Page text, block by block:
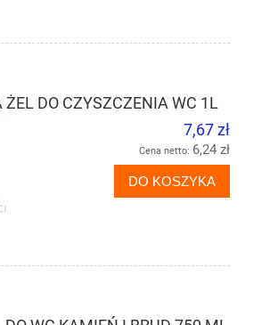
ŻEL DO CZYSZCZENIA WC 1L
7,67 zł
Cena netto: 6,24 zł
DO KOSZYKA